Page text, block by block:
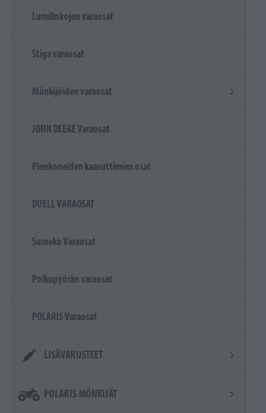
Lumilinkojen varaosat
Stiga varaosat
Mönkijöiden varaosat
JOHN DEERE Varaosat
Pienkoneiden kaasuttimien osat
DUELL VARAOSAT
Sumeko Varaosat
Polkupyörän varaosat
POLARIS Varaosat
LISÄVARUSTEET
POLARIS MÖNKIJÄT